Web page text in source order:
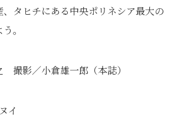
、タヒチにある中央ポリネシア最大の
。
撮影／小倉雄一郎（本誌）
イ